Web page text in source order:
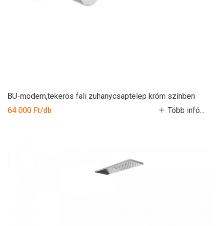
BU-modern,tekerös fali zuhanycsaptelep króm színben
64 000 Ft/db
Több infó...